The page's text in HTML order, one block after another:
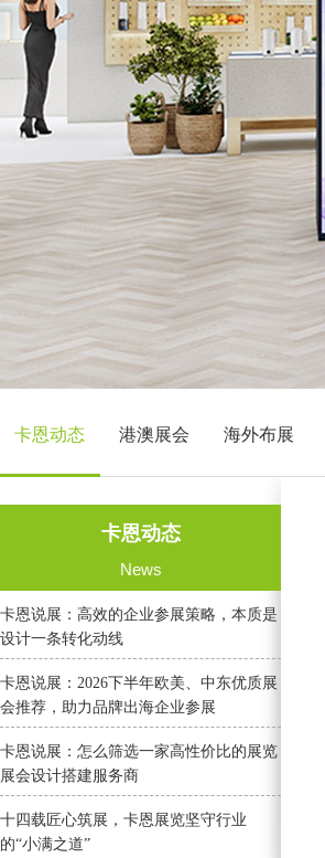
卡恩动态 港澳展会 海外布展
卡恩动态
News
卡恩说展：高效的企业参展策略，本质是
设计一条转化动线
卡恩说展：2026下半年欧美、中东优质展
会推荐，助力品牌出海企业参展
卡恩说展：怎么筛选一家高性价比的展览
展会设计搭建服务商
十四载匠心筑展，卡恩展览坚守行业
的“小满之道”